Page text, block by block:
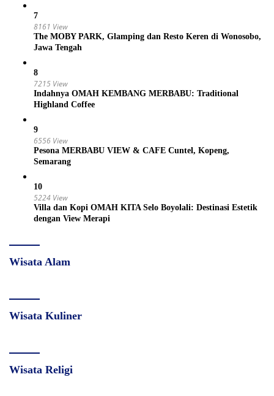
7
8161 View
The MOBY PARK, Glamping dan Resto Keren di Wonosobo,
Jawa Tengah
8
7215 View
Indahnya OMAH KEMBANG MERBABU: Traditional
Highland Coffee
9
6556 View
Pesona MERBABU VIEW & CAFE Cuntel, Kopeng,
Semarang
10
5224 View
Villa dan Kopi OMAH KITA Selo Boyolali: Destinasi Estetik
dengan View Merapi
Wisata Alam
Wisata Kuliner
Wisata Religi